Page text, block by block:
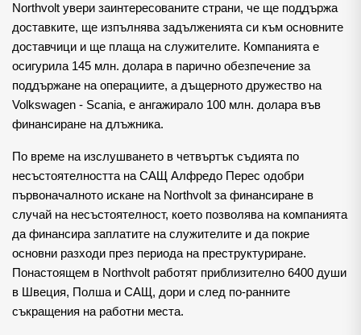
Northvolt увери заинтересованите страни, че ще поддържа
доставките, ще изпълнява задълженията си към основните
доставчици и ще плаща на служителите. Компанията е
осигурила 145 млн. долара в парично обезпечение за
поддържане на операциите, а дъщерното дружество на
Volkswagen - Scania, е ангажирало 100 млн. долара във
финансиране на длъжника.
По време на изслушването в четвъртък съдията по
несъстоятелността на САЩ Алфредо Перес одобри
първоначалното искане на Northvolt за финансиране в
случай на несъстоятелност, което позволява на компанията
да финансира заплатите на служителите и да покрие
основни разходи през периода на преструктуриране.
Понастоящем в Northvolt работят приблизително 6400 души
в Швеция, Полша и САЩ, дори и след по-ранните
съкращения на работни места.